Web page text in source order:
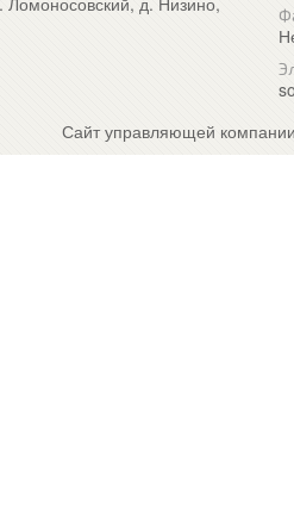
Сайт управляющей